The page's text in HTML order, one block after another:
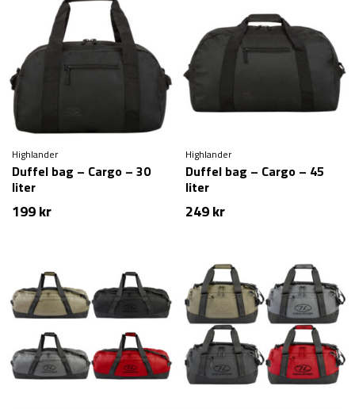
Highlander
Duffel bag – Cargo – 30
liter
199kr
Highlander
Duffel bag – Cargo – 45
liter
249kr